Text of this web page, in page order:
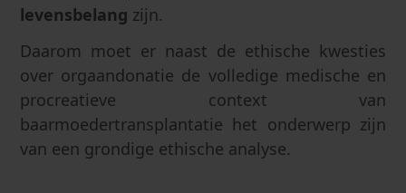
levensbelang zijn.
Daarom moet er naast de ethische kwesties
over orgaandonatie de volledige medische en
procreatieve context van
baarmoedertransplantatie het onderwerp zijn
van een grondige ethische analyse.